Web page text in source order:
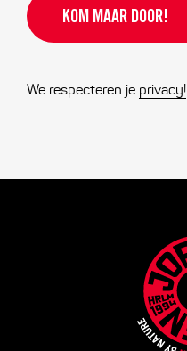
We respecteren je privacy!